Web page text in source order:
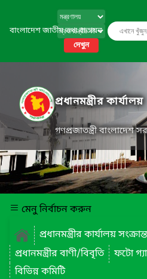
বাংলাদেশ জাতীয় তথ্য বাতায়ন
দেখুন
প্রধানমন্ত্রীর কার্যালয়
গণপ্রজাতন্ত্রী বাংলাদেশ
মেনু নির্বাচন করুন
প্রধানমন্ত্রীর কার্যালয় সংক্রান্ত
প্রধানমন্ত্রীর বাণী/বিবৃতি
ফটো
বিভিন্ন কমিটি